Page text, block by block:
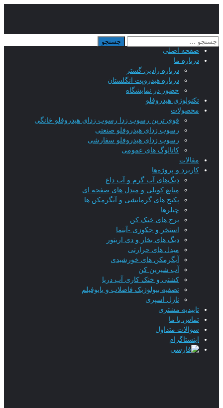
صفحه اصلی
درباره ما
درباره رادین گستر
درباره هیدروپت انگلستان
حضور در نمایشگاه
تکنولوژی هیدروفلو
محصولات
قوی ترین رسوب زدا رسوب زدای هیدروفلو خانگی
رسوب زدای هیدروفلو صنعتی
رسوب زدای هیدروفلو سفارشی
کاتالوگ های عمومی
مقالات
کاربرد و پروژه‌ها
دیگ‌های آب گرم و آب داغ
منابع کویلی و مبدل های صفحه ای
پکیج های گرمایشی و آبگرمکن ها
چیلرها
برج های خنک کن
استخر و جکوزی -آبنما
دیگ های بخار و دی اریتور
مبدل های حرارتی
آبگرمکن های خورشیدی
آب شیرین کن
کشتی و خنک کاری آب دریا
تصفیه بیولوژیک فاضلاب و بایوفیلم
نازل اسپری
تاییدیه‌ مشتری
تماس با ما
سوالات متداول
اینستاگرام